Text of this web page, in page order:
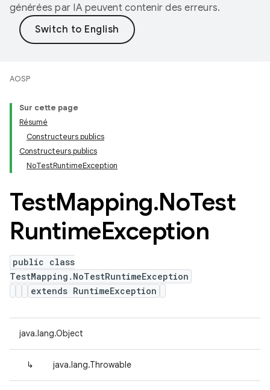
générées par IA peuvent contenir des erreurs.
AOSP
Sur cette page
Résumé
Constructeurs publics
Constructeurs publics
NoTestRuntimeException
TestMapping.NoTest
RuntimeException
public class
TestMapping.NoTestRuntimeException
extends RuntimeException
java.lang.Object
↳ java.lang.Throwable